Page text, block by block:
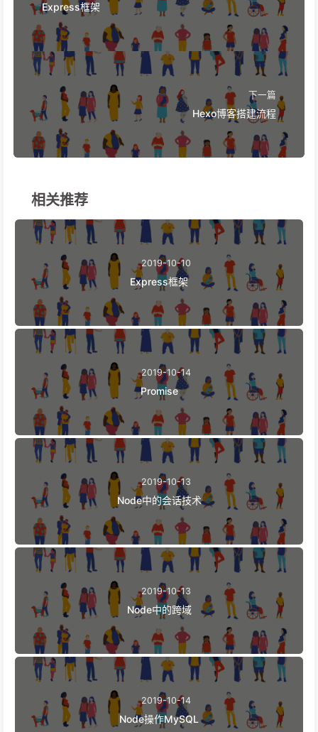
Express框架
下一篇
Hexo博客搭建流程
相关推荐
2019-10-10
Express框架
2019-10-14
Promise
2019-10-13
Node中的会话技术
2019-10-13
Node中的跨域
2019-10-14
Node操作MySQL